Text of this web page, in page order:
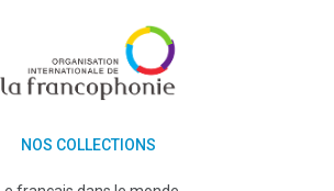
NOS COLLECTIONS